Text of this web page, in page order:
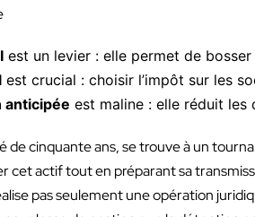
est un levier : elle permet de
est crucial : choisir l’impôt sur les
anticipée est maline : elle réduit
de cinquante ans, se trouve à un
cet actif tout en préparant sa
pas seulement une opération